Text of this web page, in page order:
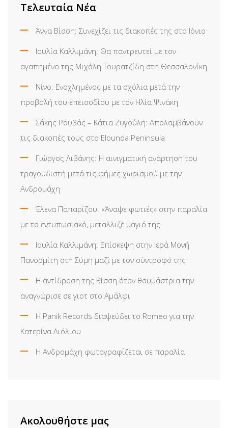
Τελευταία Νέα
Άννα Βίσση: Συνεχίζει τις διακοπές της στο Ιόνιο
Ιουλία Καλλιμάνη: Θα παντρευτεί με τον
αγαπημένο της Μιχάλη Τουρατζίδη στη Θεσσαλονίκη
Νίνο: Ενοχλημένος με τα σχόλια μετά την
προβολή του επεισοδίου με τον Ηλία Ψινάκη
Σάκης Ρουβάς – Κάτια Ζυγούλη: Απολαμβάνουν
τις διακοπές τους στο Elounda Peninsula
Γιώργος Λιβάνης: Η αινιγματική ανάρτηση του
τραγουδιστή μετά τις φήμες χωρισμού με την
Ανδρομάχη
Έλενα Παπαρίζου: «Άναψε φωτιές» στην παραλία
με το εντυπωσιακό, μεταλλιζέ μαγιό της
Ιουλία Καλλιμάνη: Επίσκεψη στην Ιερά Μονή
Πανορμίτη στη Σύμη μαζί με τον σύντροφό της
Η αντίδραση της Βίσση όταν θαυμάστρια την
αναγνώρισε σε γιοτ στο Αμάλφι
Η Panik Records διαψεύδει το Romeo για την
Κατερίνα Λιόλιου
Η Ανδρομάχη φωτογραφίζεται σε παραλία
Ακολουθήστε μας